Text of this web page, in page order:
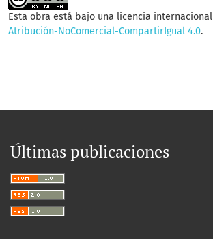
Esta obra está bajo una licencia internacional
Atribución-NoComercial-CompartirIgual 4.0.
Últimas publicaciones